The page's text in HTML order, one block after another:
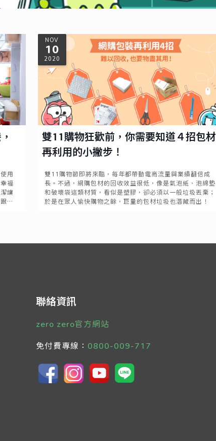
用
福
讓
我
NOV
10
2020
雙11購物狂歡前，你需要知道４招包材
再利用的小撇步！
雙11購物節即將來臨，每年都帶動電商流量與業績翻倍成
長。不過，網購包材的回收效益很低，像是氣泡紙、泡綿墊
和破壞袋這類材質，看似是塑膠，卻必須以一般垃圾丟棄；
於是在眾人愉快購物之餘，巨量的包材垃圾也潛藏而出！
聯絡資訊
zero zero官方網站
免付費專線： 0800-009-717